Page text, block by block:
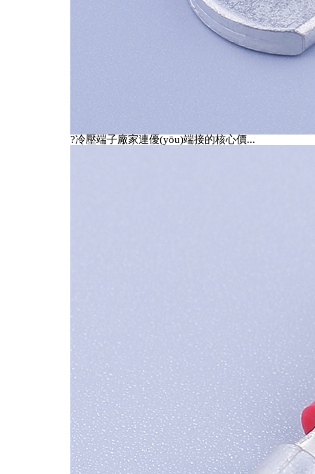
?冷壓端子廠家連優(yōu)端接的核心價...